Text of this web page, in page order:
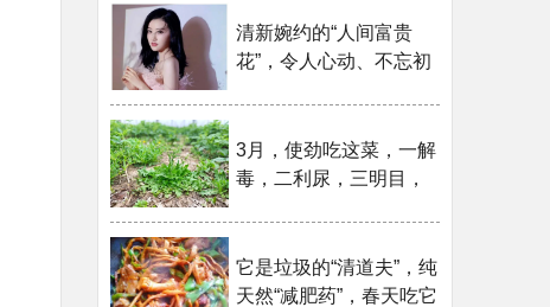
清新婉约的“人间富贵
花”，令人心动、不忘初
3月，使劲吃这菜，一解
毒，二利尿，三明目，
它是垃圾的“清道夫”，纯
天然“减肥药”，春天吃它